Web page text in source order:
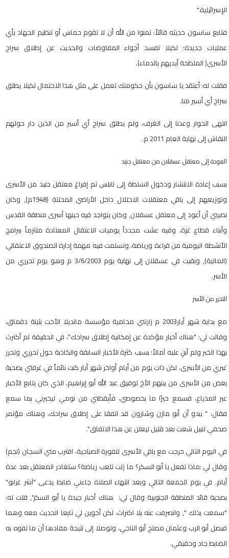
الإسرائيلية".
فتابع ساسون حديثه قائلاً: تمنوا من الله أن لا تقوم حماس أو تنظيم الجهاد بأي
عمليات جديدة؛ لكيلا تفسد أجواء المفاوضات والحديث عن إطلاق سراح
الأسرى)الملطخة أيديهم بالدماء).
فقلت له: أعتقد يا ساسون بأن حكومتك تعمل على مثل هذا الاحتمال لكيلا يطلق
سراح أي أسير منا.
انتهى الحوار وعدنا إلى الغرف، ولم يطلق سراح أي أسير من الذين دار حولهم
النقاش إلى نهاية العام 2011 م.
العودة إلى معتقل عسقلان من معتقل جنيد
بسبب إعادة الانتشار ودخول السلطة إلى نابلس تم إفراغ معتقل جنيد من الأسرى
وتوزيعهم إلى باقي معتقلات الاحتلال داخل الأراضي المحتلة (1948م), وكان
نصيبي أن أعود إلى معتقل عسقلان, وكان يتواجد فيه حينها أسرى منطقة القدس
وأبناء قطاع غزة، وفيه عشت مجدداً يوميات الاعتقال المعتادة ملتزماً ببرامج
الأنشطة اليومية من قراءة ورياضة، وتسلمت فيه مهمة إدارة الصندوق الاعتقالي
(المالية), وبقيت في عسقلان إلى نهاية يوم 3/6/2003 م وهو يوم تحرري من
الأسر.
التحرر من الأسر
مع بداية شهر أيار2003 م زارتني محامية مؤسسة مانديلا الأخت بثينة دقماق،
وقالت لي: "هناك أخبار مؤكدة عن إمكانية إطلاق سراحك"، في الحقيقة لم أكترث
بهذا الخبر ولم أبنِ عليه آمالاً؛ بسبب كثرة الأخبار السابقة والكاذبة حول تحرري وتحرر
غيري من الأسرى، لكن ذات يوم من أيام أواخر شهر أيار كنت نائماً في غرفتي بصحبة
بعض من الأسرى من بينهم الأخ توفيق عبد الله أبو إبراهيم، الذي كان يتابع الأخبار
عبر المذياع، فسمع خبرًا ما بخصوصي، فأيقظني من نومي ليخبرني بما سمع
فقال: " يبدو أن أبو مازن وشارون قد اتفقا على إطلاق سراحك، وهناك مؤتمر
صحفي لنبيل شعث بعد قليل ليعلن عن هذا الاتفاق".
في اليوم التالي خرجت مع باقي الأسرى للفورة الصباحية، اقترب مني السجان (نجم)
وقال لي :ماذا تفعل يا أبو السكر؟ ما زلت تلعب رياضة؟ ستغادر المعتقل بعد عدة
أيام. في يوم الجمعة التالي وبعد انتهاء الصلاة جاءني ضابط يدعى "آشر غرابو"
بصحبة قائد المنطقة الجنوبية وقال لي: هناك أخبار جيدة يا أبو السكر", قلت له:
"سمعت بذلك ", وانصرفت عنه بلا اكتراث، لكن أخوين لي تابعا الحديث معه وهما
فيصل أبو الرب وعثمان مصلح أبو الناجي، وتوصلا إلى نتيجة مفادها أن ما تفوه به
الضابط جاد وحقيقي.